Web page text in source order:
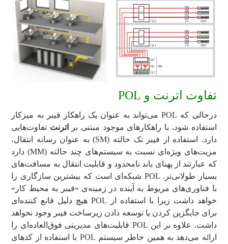
تفاوت اترنت و POL
درحالی ‌که POL می‌تواند به عنوان یک راهکار فیبر به میزکار
استفاده شود، با راهکارهای موجود مبتنی بر
اترنت تفاوت‌هایی
دارد. استفاده از فیبر تک حالته (SM) به عنوان رسانه انتقال،
مزیت‌های ویژه‌ای نسبت به سیستم‌های چند حالته (MM) دارد
که عبارتند از پهنای باند نامحدود و قابلیت انتقال به مسافت‌های
بسیار طولانی‌تر. POL شبکه‌ای است که بیشترین سازگاری را
با فناوری‌های مربوط به آینده در زمینه‌ی «فیبر به محیط کار»
خواهد داشت زیرا با استفاده از POL هیچ دلیل قانع کننده‌ای
برای جایگزین کردن یا توسعه دادن زیرساخت فیبر وجود نخواهد
داشت. علاوه‌ بر این POL قابلیت‌های مدیریتی فوق‌العاده‌ای را
ارائه می‌دهد به همین خاطر سیستم POL با استفاده از کدهای